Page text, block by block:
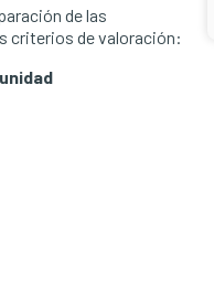
de las
criterios de valoración: